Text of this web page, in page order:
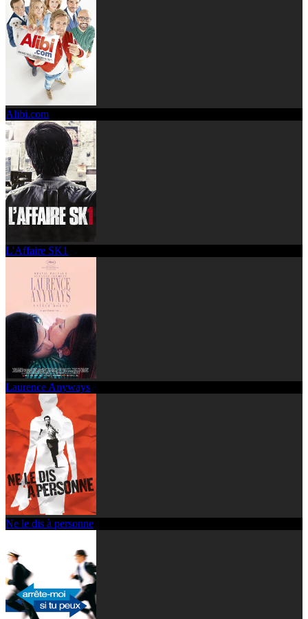
Alibi.com
L'Affaire SK1
Laurence Anyways
Ne le dis à personne